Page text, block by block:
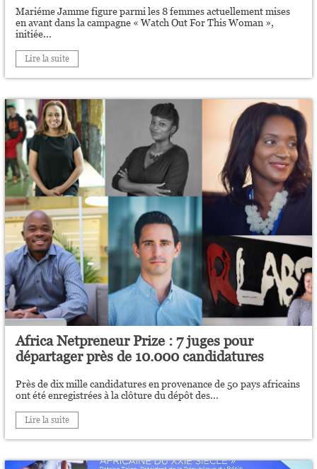
Mariéme Jamme figure parmi les 8 femmes actuellement mises
en avant dans la campagne « Watch Out For This Woman »,
initiée...
Lire la suite
Africa Netpreneur Prize : 7 juges pour
départager près de 10.000 candidatures
Près de dix mille candidatures en provenance de 50 pays africains
ont été enregistrées à la clôture du dépôt des...
Lire la suite